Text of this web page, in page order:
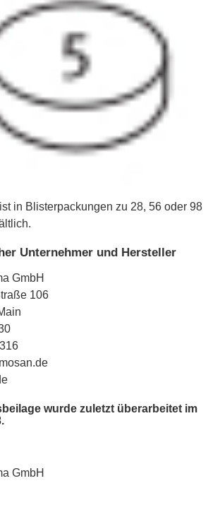
in Blisterpackungen zu 28, 56 oder 98
Unternehmer und Hersteller
GmbH
106
wurde zuletzt überarbeitet im
GmbH